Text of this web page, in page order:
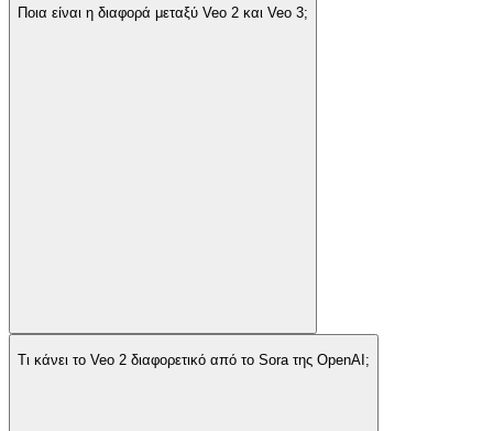
Ποια είναι η διαφορά μεταξύ Veo 2 και Veo 3;
Τι κάνει το Veo 2 διαφορετικό από το Sora της OpenAI;